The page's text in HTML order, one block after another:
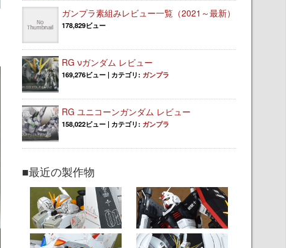
ガンプラ素組みレビュー一覧（2021～最新）
178,829ビュー
RG νガンダム レビュー
169,276ビュー | カテゴリ: ガンプラ
RG ユニコーンガンダム レビュー
158,022ビュー | カテゴリ: ガンプラ
■最近の製作物